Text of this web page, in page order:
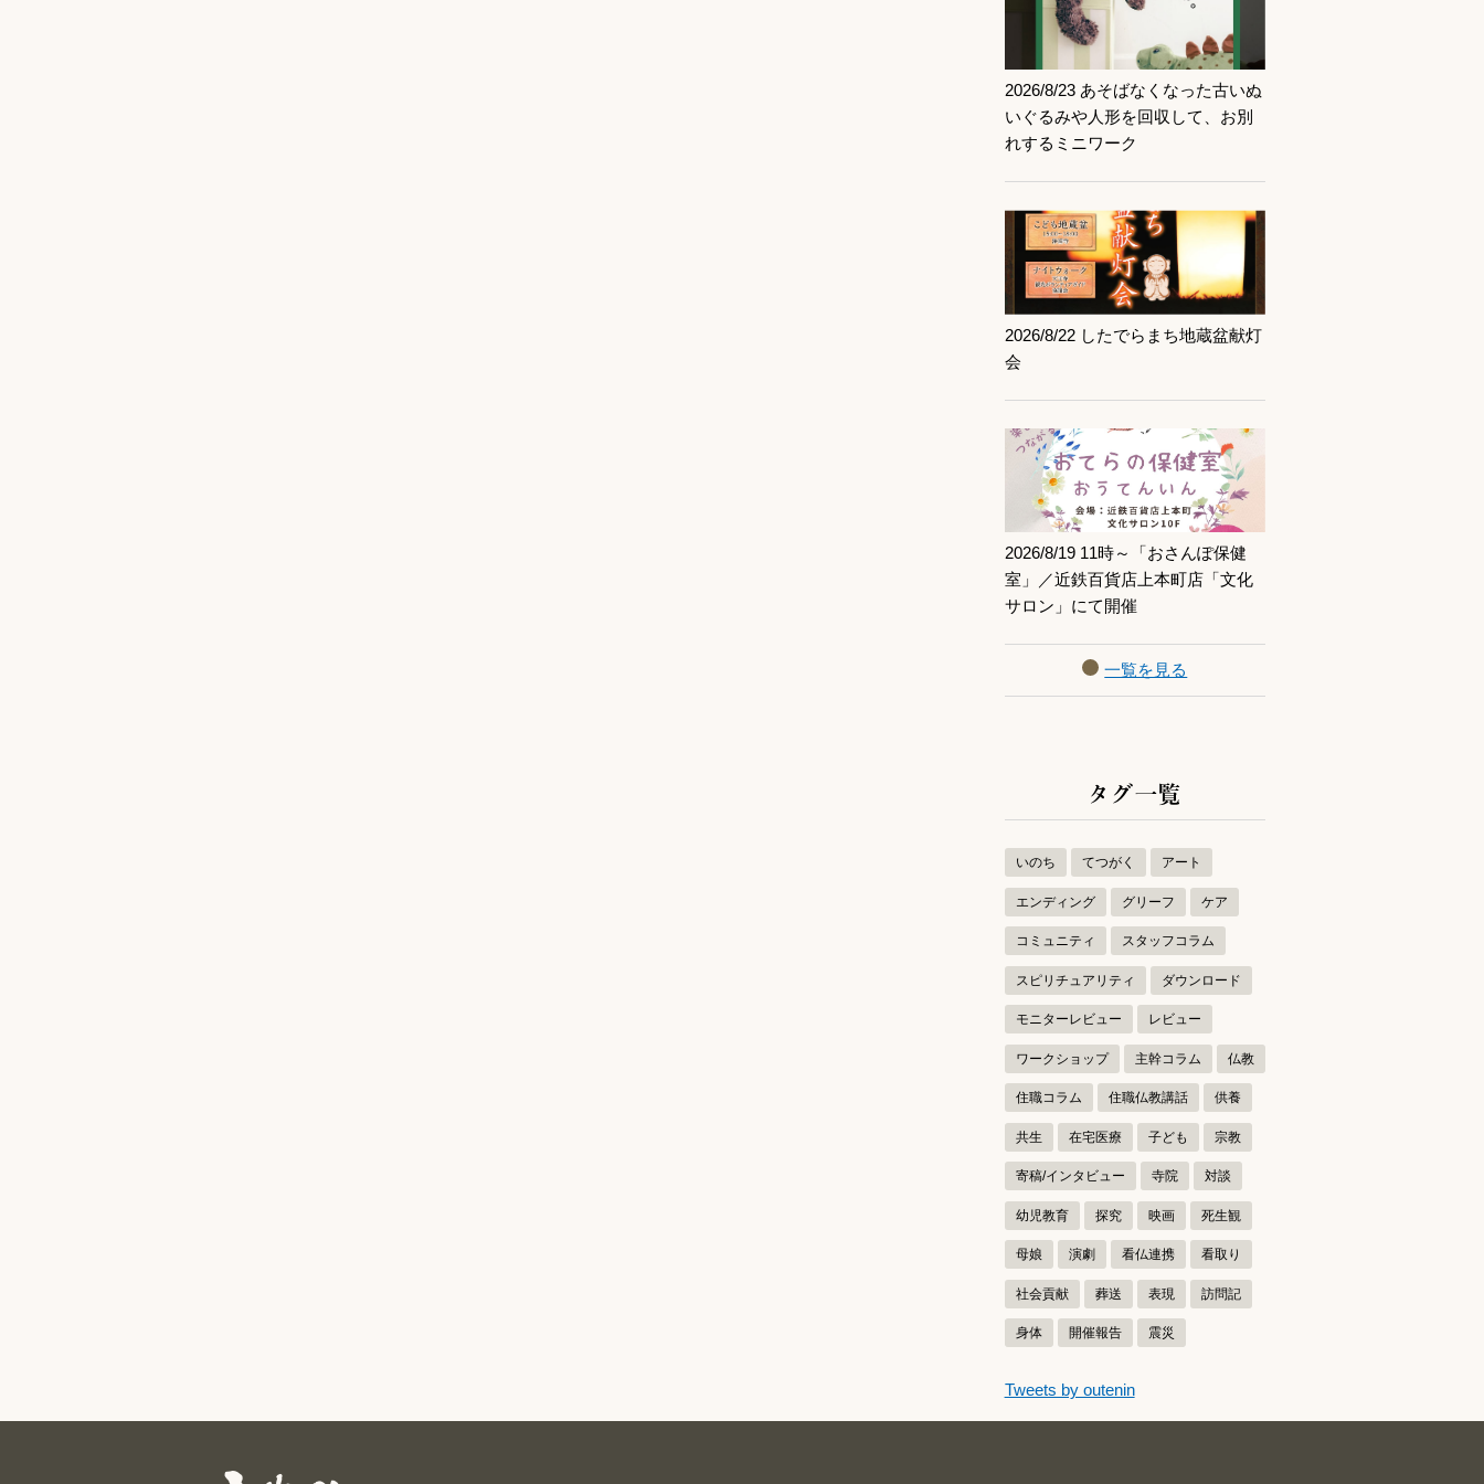
2026/8/23 あそばなくなった古いぬ
いぐるみや人形を回収して、お別
れするミニワーク
記事を読む
2026/8/22 したでらまち地蔵盆献灯
会
記事を読む
2026/8/19 11時～「おさんぽ保健
室」／近鉄百貨店上本町店「文化
サロン」にて開催
記事を読む
一覧を見る
タグ一覧
いのち てつがく アート
エンディング グリーフ ケア
コミュニティ スタッフコラム
スピリチュアリティ ダウンロード
モニターレビュー レビュー
ワークショップ 主幹コラム 仏教
住職コラム 住職仏教講話 供養
共生 在宅医療 子ども 宗教
寄稿/インタビュー 寺院 対談
幼児教育 探究 映画 死生観
母娘 演劇 看仏連携 看取り
社会貢献 葬送 表現 訪問記
身体 開催報告 震災
つぶやきをスキップする
Tweets by outenin